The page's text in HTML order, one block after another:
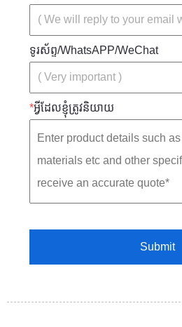
ទូរស័ព្ទ/WhatsAPP/WeChat
*អ្វីដែលខ្ញុំត្រូវនិយាយ